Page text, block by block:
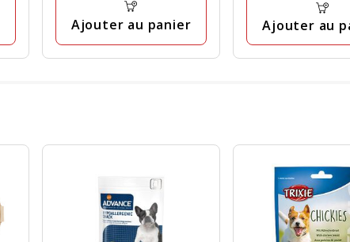
Ajouter au panier Ajouter au